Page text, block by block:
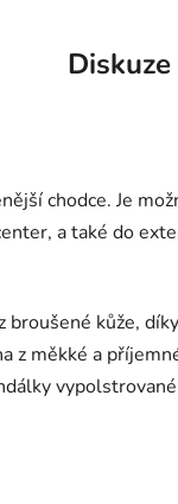
Diskuze
chodce. Je
a také do
kůže,
z měkké a